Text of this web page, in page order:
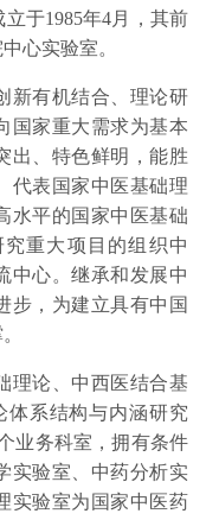
于1985年4月，其前
心实验室。
新有机结合、理论研
国家重大需求为基本
出、特色鲜明，能胜
代表国家中医基础理
水平的国家中医基础
重大项目的组织中
中心。继承和发展中
步，为建立具有中国
理论、中西医结合基
体系结构与内涵研究
业务科室，拥有条件
实验室、中药分析实
实验室为国家中医药